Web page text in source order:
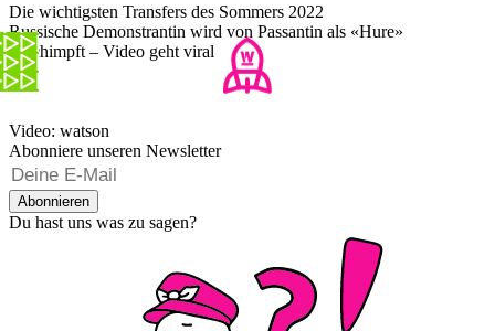
Die wichtigsten Transfers des Sommers 2022
Russische Demonstrantin wird von Passantin als «Hure»
beschimpft – Video geht viral
Video: watson
Abonniere unseren Newsletter
Abonnieren
Du hast uns was zu sagen?